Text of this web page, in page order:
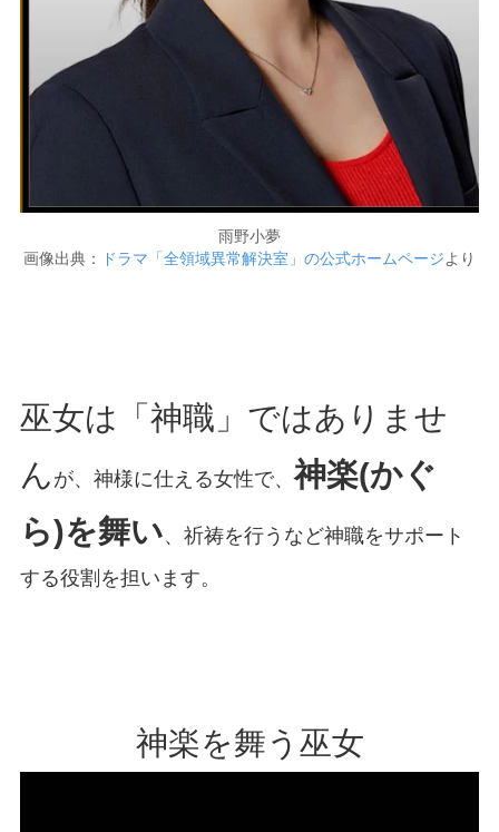
雨野小夢
画像出典：
ドラマ「全領域異常解決室」の公式ホームページより
巫女は「神職」ではありませ
ん が、神様に仕える女性で、神楽(かぐ
ら)を舞い、祈祷を行うなど神職をサポート
する役割を担います。
神楽を舞う巫女